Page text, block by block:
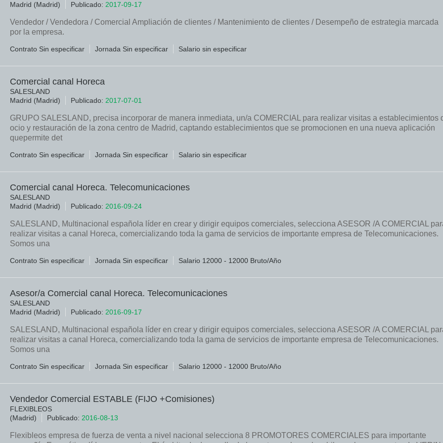
Madrid (Madrid) Publicado: 2017-09-17
Vendedor / Vendedora / Comercial Ampliación de clientes / Mantenimiento de clientes / Desempeño de estrategia marcada
por la empresa.
Contrato Sin especificar Jornada Sin especificar Salario sin especificar
Comercial canal Horeca
SALESLAND
Madrid (Madrid)
Publicado: 2017-07-01
GRUPO SALESLAND, precisa incorporar de manera inmediata, un/a COMERCIAL para realizar visitas a establecimientos
ocio y restauración de la zona centro de Madrid, captando establecimientos que se promocionen en una nueva aplicación
quepermite det
Contrato Sin especificar Jornada Sin especificar Salario sin especificar
Comercial canal Horeca. Telecomunicaciones
SALESLAND
Madrid (Madrid)
Publicado: 2016-09-24
SALESLAND, Multinacional española líder en crear y dirigir equipos comerciales, selecciona ASESOR /A COMERCIAL
realizar visitas a canal Horeca, comercializando toda la gama de servicios de importante empresa de Telecomunicaciones.
Somos una
Contrato Sin especificar Jornada Sin especificar Salario 12000 - 12000 Bruto/Año
Asesor/a Comercial canal Horeca. Telecomunicaciones
SALESLAND
Madrid (Madrid)
Publicado: 2016-09-17
SALESLAND, Multinacional española líder en crear y dirigir equipos comerciales, selecciona ASESOR /A COMERCIAL
realizar visitas a canal Horeca, comercializando toda la gama de servicios de importante empresa de Telecomunicaciones.
Somos una
Contrato Sin especificar Jornada Sin especificar Salario 12000 - 12000 Bruto/Año
Vendedor Comercial ESTABLE (FIJO +Comisiones)
FLEXIBLEOS
(Madrid)
Publicado: 2016-08-13
Flexibleos empresa de fuerza de venta a nivel nacional selecciona 8 PROMOTORES COMERCIALES para importante